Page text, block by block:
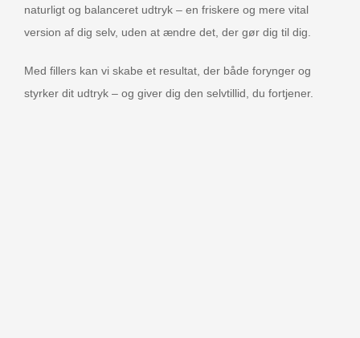
naturligt og balanceret udtryk – en friskere og mere vital
version af dig selv, uden at ændre det, der gør dig til dig.
Med fillers kan vi skabe et resultat, der både forynger og
styrker dit udtryk – og giver dig den selvtillid, du fortjener.